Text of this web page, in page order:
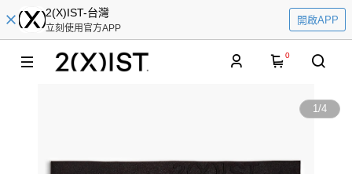
2(X)IST-台灣
立刻使用官方APP
開啟APP
0
1/4